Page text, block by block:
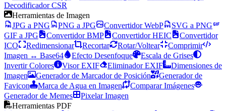
Decodificador CSR
Herramientas de Imagen
JPG a PNG
PNG a JPG Convertidor WebP
SVG a PNG
GIF a JPG
Convertidor BMP Convertidor HEIC
Convertidor
ICO
Redimensionar Recortar Rotar/Voltear
Comprimir
Imagen ↔ Base64
Efecto Desenfoque
Escala de Grises
Invertir Colores
Visor EXIF Eliminador EXIF
Dimensiones de
Imagen
Generador de Marcador de Posición
Generador de
Favicon
Marca de Agua en Imagen
Comparar Imágenes
Generador de Memes
Pixelar Imagen
Herramientas PDF